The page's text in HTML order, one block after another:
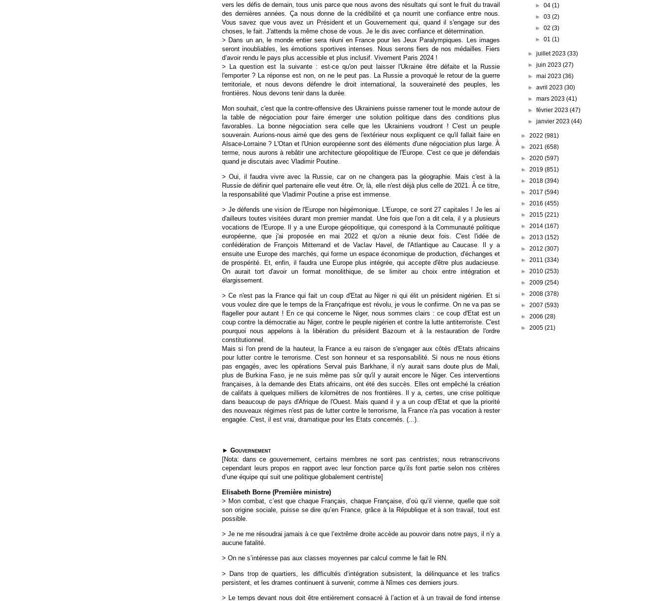
vers les défis de demain, tous unis parce que nous avons des résultats qui sont le fruit du travail
des dernières années. Ça nous donne de la crédibilité et ça nourrit une confiance entre nous.
Vous savez que vous avez un Président et un Gouvernement qui, quand il s'engage sur des
choses, le fait. J'attends la même chose de vous. Je le dis avec confiance et détermination.
> Dans un an, le monde entier sera réuni en France pour les Jeux Paralympiques. Les images
seront inoubliables, les émotions sportives intenses. Nous serons fiers de nos médailles. Fiers
d’avoir rendu le pays plus accessible et plus inclusif. Vivement Paris 2024 !
> La question est la suivante : est-ce qu'on peut laisser l'Ukraine être défaite et la Russie
l'emporter ? La réponse est non, on ne le peut pas. La Russie a provoqué le retour de la guerre
territoriale, et nous devons défendre le droit international, la souveraineté des peuples, les
frontières. Nous devons tenir dans la durée.
Mon souhait, c'est que la contre-offensive des Ukrainiens puisse ramener tout le monde autour de
la table de négociation pour faire émerger une solution politique dans des conditions plus
favorables. La bonne négociation sera celle que les Ukrainiens voudront ! C'est un peuple
souverain. Aurions-nous aimé que des gens de l'extérieur nous expliquent ce qu'il fallait faire en
Alsace-Lorraine ? L'Otan et l'Union européenne sont des éléments d'une négociation plus large. À
terme, nous aurons à rebâtir une architecture géopolitique de l'Europe. C'est ce que je défendais
quand je discutais avec Vladimir Poutine.
> Oui, il faudra vivre avec la Russie, car on ne changera pas la géographie. Mais c'est à la
Russie de définir quel partenaire elle veut être. Or, là, elle n'est déjà plus celle de 2021. À ce titre,
la responsabilité que Vladimir Poutine a prise est immense.
> Je défends une vision de l'Europe non hégémonique. L'Europe, ce sont 27 capitales ! Je les ai
d'ailleurs toutes visitées durant mon premier mandat. Une fois que l'on a dit cela, il y a plusieurs
vocations de l'Europe. Il y a une Europe géopolitique, qui correspond à la Communauté politique
européenne, que j'ai proposée en mai 2022 et qu'on a réunie deux fois. C'est l'idée de
confédération de François Mitterrand et de Vaclav Havel, de l'Atlantique au Caucase. Il y a
ensuite une Europe des marchés, qui forme un espace économique de production, d'échanges et
de prospérité. Et, enfin, il faudra une Europe plus intégrée, qui accepte d'être plus audacieuse.
On aurait tort d'avoir un format monolithique, de se limiter au choix entre intégration et
élargissement.
>Ce n'est pas la France qui fait un coup d'Etat au Niger ni qui élit un président nigérien. Et si
vous voulez dire que le temps de la Françafrique est révolu, je vous le confirme. On ne va pas se
flageller pour autant ! En ce qui concerne le Niger, nous sommes clairs : ce coup d'Etat est un
coup contre la démocratie au Niger, contre le peuple nigérien et contre la lutte antiterroriste. C'est
pourquoi nous appelons à la libération du président Bazoum et à la restauration de l'ordre
constitutionnel.
Mais si l'on prend de la hauteur, la France a eu raison de s'engager aux côtés d'Etats africains
pour lutter contre le terrorisme. C'est son honneur et sa responsabilité. Si nous ne nous étions
pas engagés, avec les opérations Serval puis Barkhane, il n'y aurait sans doute plus de Mali,
plus de Burkina Faso, je ne suis même pas sûr qu'il y aurait encore le Niger. Ces interventions
françaises, à la demande des Etats africains, ont été des succès. Elles ont empêché la création
de califats à quelques milliers de kilomètres de nos frontières. Il y a, certes, une crise politique
dans beaucoup de pays d'Afrique de l'Ouest. Mais quand il y a un coup d'Etat et que la priorité
des nouveaux régimes n'est pas de lutter contre le terrorisme, la France n'a pas vocation à rester
engagée. C'est, il est vrai, dramatique pour les Etats concernés. (...).
► Gouvernement
[Nota: dans ce gouvernement, certains membres ne sont pas centristes; nous retranscrivons
cependant leurs propos en rapport avec leur fonction parce qu’ils font partie selon nos critères
d’une équipe qui suit une politique globalement centriste]
Elisabeth Borne (Première ministre)
> Mon combat, c’est que chaque Français, chaque Française, d’où qu’il vienne, quelle que soit
son origine sociale, puisse se dire qu’en France, grâce à la République et à son travail, tout est
possible.
>Je ne me résoudrai jamais à ce que l’extrême droite accède au pouvoir dans notre pays, il n’y a
aucune fatalité.
> On ne s’intéresse pas aux classes moyennes par calcul comme le fait le RN.
> Dans trop de quartiers, les difficultés d’intégration subsistent, la délinquance et les trafics
persistent, et les drames continuent à survenir, comme à Nîmes ces derniers jours.
> Le temps devant nous doit être entièrement consacré à l’action et à un travail de fond intense
► 04 (1)
► 03 (2)
► 02 (3)
► 01 (1)
►juillet 2023(33)
►juin 2023(27)
►mai 2023(36)
►avril 2023(30)
►mars 2023(41)
►février 2023(47)
►janvier 2023(44)
► 2022 (981)
► 2021 (658)
► 2020 (597)
► 2019 (851)
► 2018 (394)
► 2017 (594)
► 2016 (455)
► 2015 (221)
► 2014 (167)
► 2013 (152)
► 2012 (307)
► 2011 (334)
► 2010 (253)
► 2009 (254)
► 2008 (378)
► 2007 (593)
► 2006 (28)
► 2005 (21)